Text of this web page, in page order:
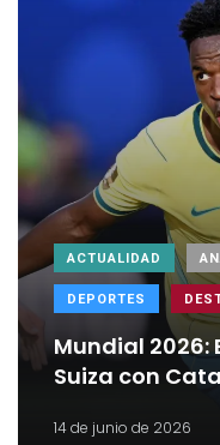
ACTUALIDAD
DEPORTES
Mundial 2026:
Suiza con
14 de junio de 2026